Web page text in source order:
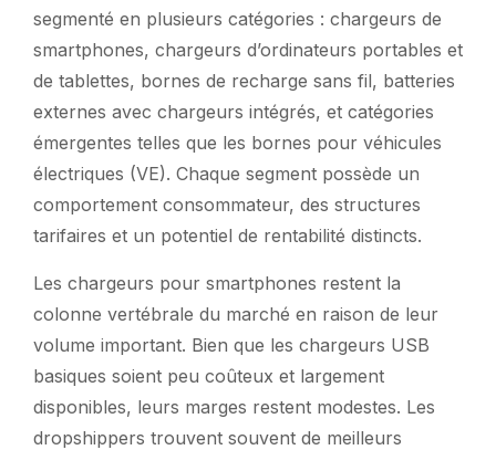
segmenté en plusieurs catégories : chargeurs de
smartphones, chargeurs d’ordinateurs portables et
de tablettes, bornes de recharge sans fil, batteries
externes avec chargeurs intégrés, et catégories
émergentes telles que les bornes pour véhicules
électriques (VE). Chaque segment possède un
comportement consommateur, des structures
tarifaires et un potentiel de rentabilité distincts.
Les chargeurs pour smartphones restent la
colonne vertébrale du marché en raison de leur
volume important. Bien que les chargeurs USB
basiques soient peu coûteux et largement
disponibles, leurs marges restent modestes. Les
dropshippers trouvent souvent de meilleurs